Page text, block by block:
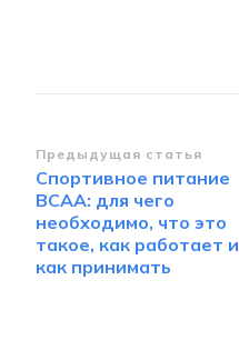
Навигация
по
записям
Предыдущая статья
Спортивное питание
BCAA: для чего
необходимо, что это
такое, как работает и
как принимать